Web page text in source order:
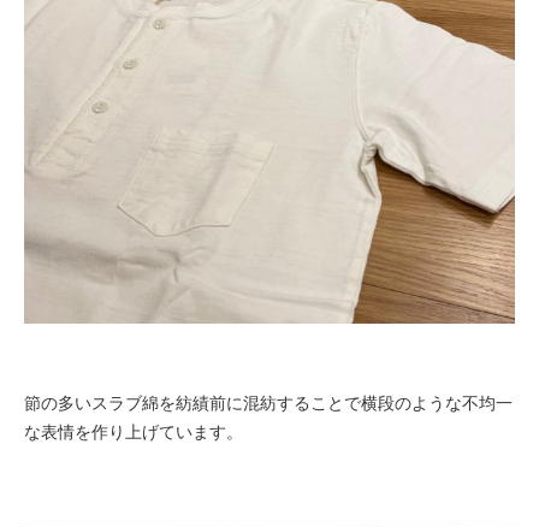
節の多いスラブ綿を紡績前に混紡することで横段のような不均一
な表情を作り上げています。